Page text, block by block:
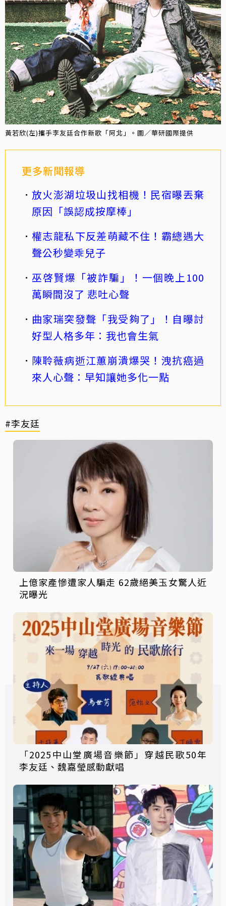
黃若欣(左)攜手李友廷合作新歌「阿北」。圖／華研國際提供
更多新聞報導
放火澎湖垃圾山找相機！民宿曝丟棄
原因「誤認成按摩棒」
權志龍私下反差萌藏不住！霸總遇大
聲公秒變乖兒子
巫啓賢爆「被詐騙」！一個晚上100
萬瞬間沒了 悲吐心聲
曲家瑞突發聲「我受夠了」！自曝討
好型人格多年：我也會生氣
陳聆薇病逝江蕙崩潰爆哭！洩抗癌過
來人心聲：早知讓她多化一點
#李友廷
上億家產慘遭家人騙走 62歲絕美玉女驚人近
況曝光
「2025中山堂廣場音樂節」穿越民歌50年
李友廷、魏嘉瑩感動獻唱